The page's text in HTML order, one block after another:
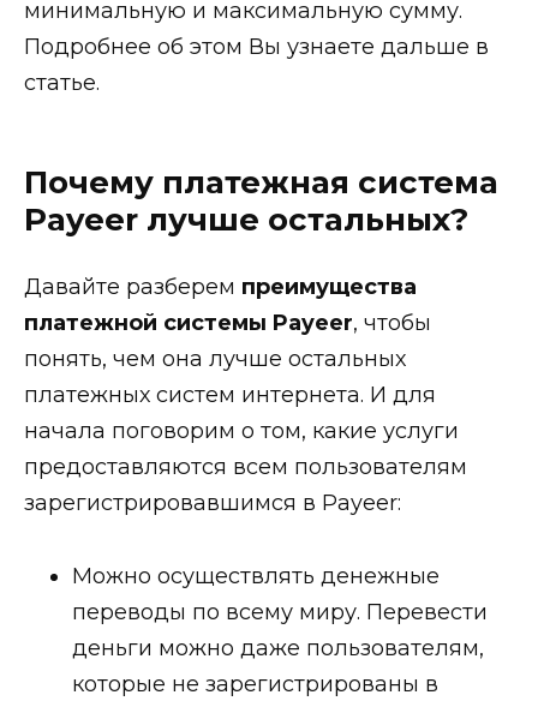
минимальную и максимальную сумму.
Подробнее об этом Вы узнаете дальше в
статье.
Почему платежная система
Payeer лучше остальных?
Давайте разберем преимущества
платежной системы Payeer, чтобы
понять, чем она лучше остальных
платежных систем интернета. И для
начала поговорим о том, какие услуги
предоставляются всем пользователям
зарегистрировавшимся в Payeer:
Можно осуществлять денежные
переводы по всему миру. Перевести
деньги можно даже пользователям,
которые не зарегистрированы в